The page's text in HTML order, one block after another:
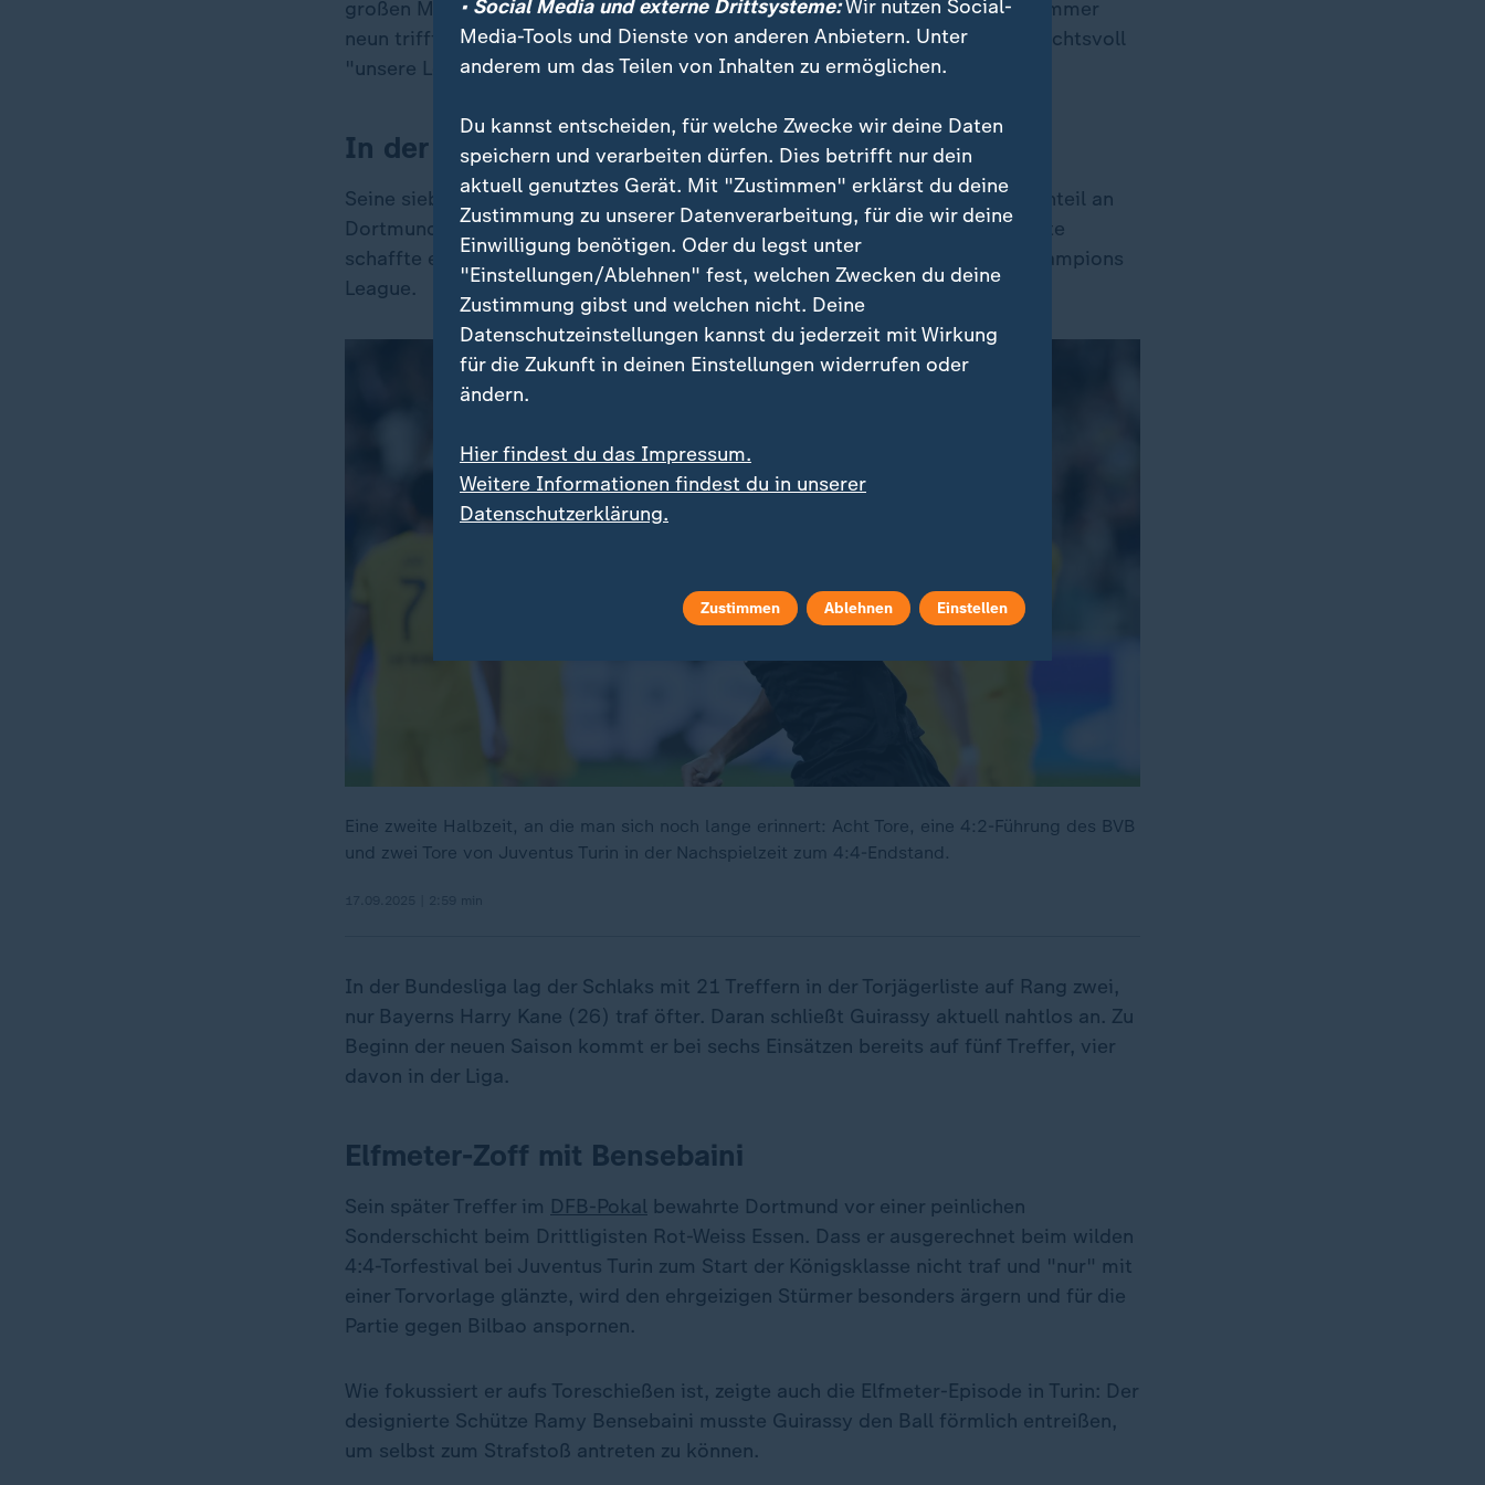
großen Momente, wie beim Sieg in Mainz zu sehen war. Aber Dortmunds Nummer
neun trifft viel verlässlicher. Trainer Niko Kovac nennt Guirassy längst ehrfurchtsvoll
"unsere Lebensversicherung".
In der Liga nur hinter Kane
Seine sieben Treffer im Finish der vergangenen Saison hatten einen Riesenanteil an
Dortmunds unwahrscheinlicher Aufholjagd: Auch dank Guirassys Trefferquote
schaffte es das Team noch von Rang elf auf vier und damit wieder in die Champions
League.
Eine zweite Halbzeit, an die man sich noch lange erinnert: Acht Tore, eine 4:2-Führung des BVB
und zwei Tore von Juventus Turin in der Nachspielzeit zum 4:4-Endstand.
In der Bundesliga lag der Schlaks mit 21 Treffern in der Torjägerliste auf Rang zwei,
nur Bayerns Harry Kane (26) traf öfter. Daran schließt Guirassy aktuell nahtlos an. Zu
Beginn der neuen Saison kommt er bei sechs Einsätzen bereits auf fünf Treffer, vier
davon in der Liga.
Elfmeter-Zoff mit Bensebaini
Sein später Treffer im DFB-Pokal bewahrte Dortmund vor einer peinlichen
Sonderschicht beim Drittligisten Rot-Weiss Essen. Dass er ausgerechnet beim wilden
4:4-Torfestival bei Juventus Turin zum Start der Königsklasse nicht traf und "nur" mit
einer Torvorlage glänzte, wird den ehrgeizigen Stürmer besonders ärgern und für die
Partie gegen Bilbao anspornen.
Wie fokussiert er aufs Toreschießen ist, zeigte auch die Elfmeter-Episode in Turin: Der
designierte Schütze Ramy Bensebaini musste Guirassy den Ball förmlich entreißen,
um selbst zum Strafstoß antreten zu können.
• Social Media und externe Drittsysteme:Wir nutzen Social-
Media-Tools und Dienste von anderen Anbietern. Unter
anderem um das Teilen von Inhalten zu ermöglichen.
Du kannst entscheiden, für welche Zwecke wir deine Daten
speichern und verarbeiten dürfen. Dies betrifft nur dein
aktuell genutztes Gerät. Mit "Zustimmen" erklärst du deine
Zustimmung zu unserer Datenverarbeitung, für die wir deine
Einwilligung benötigen. Oder du legst unter
"Einstellungen/Ablehnen" fest, welchen Zwecken du deine
Zustimmung gibst und welchen nicht. Deine
Datenschutzeinstellungen kannst du jederzeit mit Wirkung
für die Zukunft in deinen Einstellungen widerrufen oder
ändern.
Hier findest du das Impressum.
Weitere Informationen findest du in unserer
Datenschutzerklärung.
Zustimmen Ablehnen Einstellen